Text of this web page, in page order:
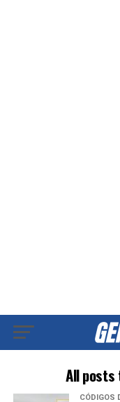
All posts
CÓDIGOS